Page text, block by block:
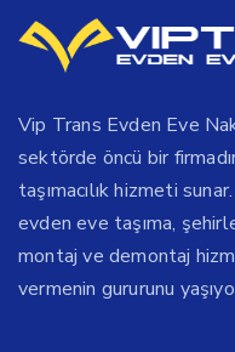
Vip Trans Evden Eve
sektörde öncü bir
taşımacılık hizmeti
evden eve taşıma,
montaj ve demontaj
vermenin gururunu